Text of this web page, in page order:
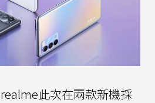
此次在兩款新機採